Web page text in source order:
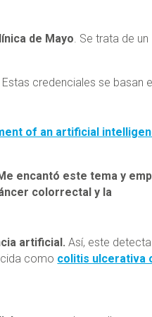
de Mayo. Se trata de un
Estas credenciales se basan
of an artificial
encantó este tema y
colorrectal y la
artificial.Así, este detecta
como colitis ulcerativa